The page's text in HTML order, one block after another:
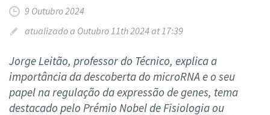
9 Outubro 2024
atualizado a Outubro 11th 2024 at 17:39
Jorge Leitão, professor do Técnico, explica a
importância da descoberta do microRNA e o seu
papel na regulação da expressão de genes, tema
destacado pelo Prémio Nobel de Fisiologia ou